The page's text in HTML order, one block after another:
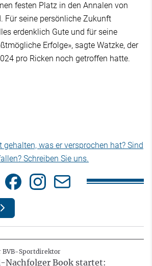
festen Platz in den Annalen von
Für seine persönliche Zukunft
erdenklich Gute und für seine
Erfolge», sagte Watzke, der
pro Ricken noch getroffen hatte.
gehalten, was er versprochen hat? Sind
Schreiben Sie uns.
BVB-Sportdirektor
Nachfolger Book startet: